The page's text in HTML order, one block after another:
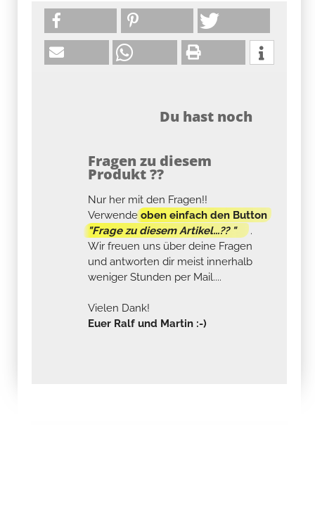
Du hast noch
Fragen zu diesem
Produkt ??
Nur her mit den Fragen!!
Verwendeoben einfach den Button
"Frage zu diesem Artikel...?? "
.
Wir freuen uns über deine Fragen
und antworten dir meist innerhalb
weniger Stunden per Mail....
Vielen Dank!
Euer Ralf und Martin :-)